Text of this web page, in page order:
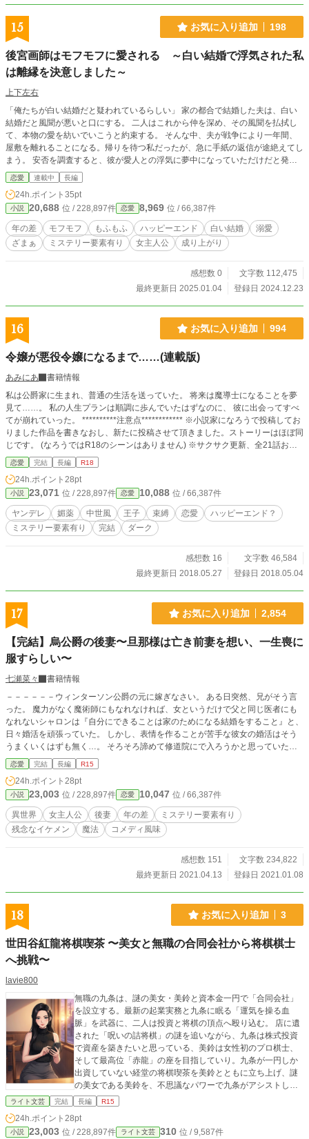
15 お気に入り追加 198
後宮画師はモフモフに愛される ～白い結婚で浮気された私
は離縁を決意しました～
上下左右
「俺たちが白い結婚だと疑われているらしい」 家の都合で結婚した夫は、白い
結婚だと風聞が悪いと口にする。 二人はこれから仲を深め、その風聞を払拭し
て、本物の愛を紡いでいこうと約束する。 そんな中、夫が戦争により一年間、
屋敷を離れることになる。帰りを待つ私だったが、急に手紙の返信が途絶えてし
まう。 安否を調査すると、彼が愛人との浮気に夢中になっていただけだと発覚
する。 一年後、屋敷に帰ってきた夫は、愛人と共に『私を始末して家を乗っ取
る』計画を企てる。愛想を尽かした私は、復讐を実行に移した。 離縁されて、
財産や権力まで失った夫は、私を裏切ったことを後悔するのだった。 本作品は
後宮の画師として働く私が、太妃や皇子のような権力者たちから溺愛され、モフ
モフと共に輝かしい人生を歩んでいくまでの物語である。
恋愛 連載中 長編
24h.ポイント 35pt
小説 20,688 位 / 228,897件 恋愛 8,969 位 / 66,387件
年の差 モフモフ もふもふ ハッピーエンド 白い結婚
溺愛
ざまぁ
ミステリー要素有り 女主人公 成り上がり
感想数 0
文字数 112,475
最終更新日 2025.01.04
登録日 2024.12.23
16 お気に入り追加 994
令嬢が悪役令嬢になるまで……(連載版)
あみにあ
書籍情報
私は公爵家に生まれ、普通の生活を送っていた。 将来は魔導士になることを夢
見て……。 私の人生プランは順調に歩んでいたはずなのに、 彼に出会ってすべ
てが崩れていった。 **********注意点************ ※小説家になろうで投稿してお
りました作品を書きなおし、新たに投稿させて頂きました。ストーリーはほぼ同
じです。 (なろうではR18のシーンはありません) ※サクサク更新、全21話おま
け１話で完結致します。 ※また性描写、無理矢理なシーンがございます、苦手
な方は回れ右をお願い致します。 ※Ｒ18へは印をつけておりますので、ご注意
下さい。 ※何度もアルファポリス様とやり取りをした結果、ホラーカテゴリー
のエラーと通達がきまして……恋愛に変更されてしまいました。 内容は絶対に
ホラーだと思うのですが……規定は難しいですね。
恋愛 完結 長編 R18
24h.ポイント 28pt
小説 23,071 位 / 228,897件 恋愛 10,088 位 / 66,387件
ヤンデレ 媚薬 中世風 王子 束縛 恋愛
ハッピーエンド？
ミステリー要素有り
完結 ダーク
感想数 16
文字数 46,584
最終更新日 2018.05.27
登録日 2018.05.04
17 お気に入り追加 2,854
【完結】烏公爵の後妻〜旦那様は亡き前妻を想い、一生喪に
服すらしい〜
七瀬菜々
書籍情報
－－－－－－ウィンターソン公爵の元に嫁ぎなさい。 ある日突然、兄がそう言
った。 魔力がなく魔術師にもなれなければ、女というだけで父と同じ医者にも
なれないシャロンは『自分にできることは家のためになる結婚をすること』と、
日々婚活を頑張っていた。 しかし、表情を作ることが苦手な彼女の婚活はそう
うまくいくはずも無く…。 そろそろ諦めて修道院にで入ろうかと思っていた矢
先、突然にウィンターソン公爵との縁談が持ち上がる。 ウィンターソン公爵と
いえば、亡き妻エミリアのことが忘れられず、5年間ずっと喪に服したままで有
名な男だ。 前妻を今でも愛している公爵は、シャロンに対して予め『自分に愛
されないことを受け入れろ』という誓約書を書かせるほどに徹底していた。 こ
れはそんなウィンターソン公爵の後妻シャロンの愛されないはずの結婚の物語で
ある。 ※基本的にちょっと残念な夫婦のお話です
恋愛 完結 長編 R15
24h.ポイント 28pt
小説 23,003 位 / 228,897件 恋愛 10,047 位 / 66,387件
異世界 女主人公 後妻 年の差
ミステリー要素有り
残念なイケメン
魔法 コメディ風味
感想数 151
文字数 234,822
最終更新日 2021.04.13
登録日 2021.01.08
18 お気に入り追加 3
世田谷紅龍将棋喫茶 〜美女と無職の合同会社から将棋棋士
へ挑戦〜
lavie800
無職の九条は、謎の美女・美鈴と資本金一円で「合同会社」
を設立する。最新の起業実務と九条に眠る「運気を操る血
脈」を武器に、二人は投資と将棋の頂点へ殴り込む。 ​店に遺
された「呪いの詰将棋」の謎を追いながら、九条は株式投資
で資産を築きたいと思っている、美鈴は女性初のプロ棋士、
そして最高位「赤龍」の座を目指していり。九条が一円しか
出資していない経堂の将棋喫茶を美鈴とともに立ち上げ、謎
の美女である美鈴を、不思議なパワーで九条がアシストして
の夢を追うストーリ！
ライト文芸 完結 長編 R15
24h.ポイント 28pt
小説 23,003 位 / 228,897件 ライト文芸 310 位 / 9,587件